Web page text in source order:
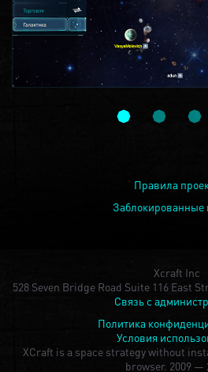
Правила
Заблокированные
Xcraft Inc
528 Seven Bridge Road Suite 116 East
Связь с
Политика
Условия
XCraft is a space strategy without
browser. 2009 —